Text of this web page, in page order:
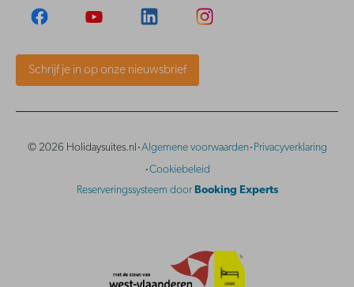
Schrijf je in op onze nieuwsbrief
© 2026 Holidaysuites.nl ·Algemene voorwaarden· Privacyverklaring
·Cookiebeleid
Reserveringssysteem door Booking Experts